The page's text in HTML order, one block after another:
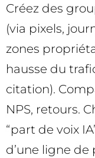
Créez des
(via pixels,
zones
hausse du
citation).
NPS, retours.
“part de voix
d’une ligne de